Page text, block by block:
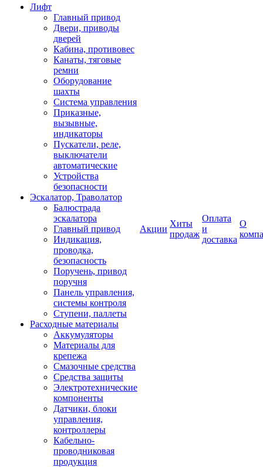
Лифт
Главный привод
Двери, приводы
дверей
Кабина, противовес
Канаты, тяговые
ремни
Оборудование
шахты
Система управления
Приказные,
вызывные,
индикаторы
Пускатели, реле,
выключатели
автоматические
Устройства
безопасности
Эскалатор, Траволатор
Балюстрада
эскалатора
Главный привод
Индикация,
проводка,
безопасность
Поручень, привод
поручня
Панель управления,
системы контроля
Ступени, паллеты
Расходные материалы
Аккумуляторы
Материалы для
крепежа
Смазочные средства
Средства защиты
Электротехнические
компоненты
Датчики, блоки
управления,
контроллеры
Кабельно-
проводниковая
продукция
Акции
Хиты
продаж
Оплата
и
доставка
О